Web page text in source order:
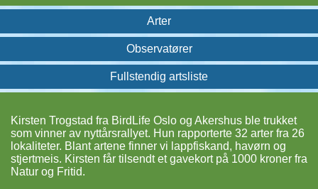
Arter
Observatører
Fullstendig artsliste
Kirsten Trogstad fra BirdLife Oslo og Akershus ble trukket
som vinner av nyttårsrallyet. Hun rapporterte 32 arter fra 26
lokaliteter. Blant artene finner vi lappfiskand, havørn og
stjertmeis. Kirsten får tilsendt et gavekort på 1000 kroner fra
Natur og Fritid.